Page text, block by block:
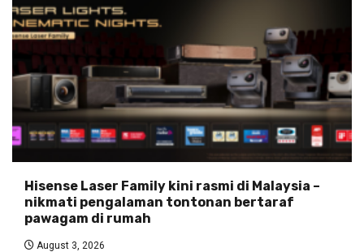
Hisense Laser Family kini rasmi di Malaysia –
nikmati pengalaman tontonan bertaraf
pawagam di rumah
August 3, 2026